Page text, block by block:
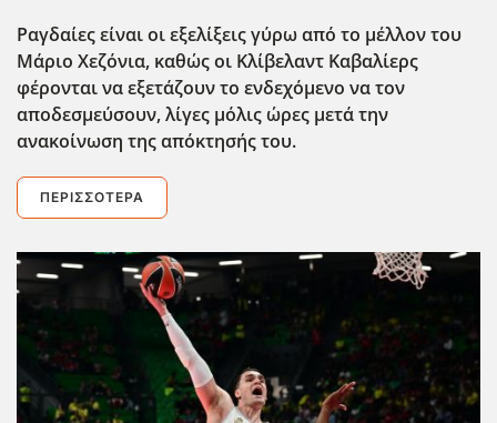
Ραγδαίες είναι οι εξελίξεις γύρω από το μέλλον του
Μάριο Χεζόνια, καθώς οι Κλίβελαντ Καβαλίερς
φέρονται να εξετάζουν το ενδεχόμενο να τον
αποδεσμεύσουν, λίγες μόλις ώρες μετά την
ανακοίνωση της απόκτησής του.
ΠΕΡΙΣΣΌΤΕΡΑ